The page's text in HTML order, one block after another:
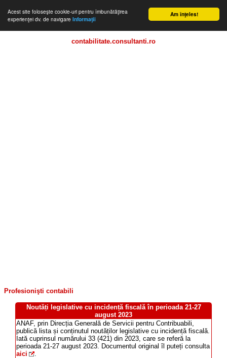
Am înţeles!
Acest site foloseşte cookie-uri pentru îmbunătăţirea
experienţei dv. de navigare Informaţii
contabilitate.consultanti.ro
Profesionişti contabili
Noutăți legislative cu incidență fiscală în perioada 21-27
august 2023
ANAF, prin Direcția Generală de Servicii pentru Contribuabili,
publică lista și conținutul noutăților legislative cu incidență fiscală.
Iată cuprinsul numărului 33 (421) din 2023, care se referă la
perioada 21-27 august 2023. Documentul original îl puteți consulta
aici
.